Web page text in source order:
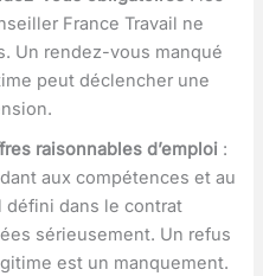
France Travail ne
Un rendez-vous manqué
peut déclencher une
raisonnables d’emploi :
aux compétences et au
dans le contrat
sérieusement. Un refus
est un manquement.